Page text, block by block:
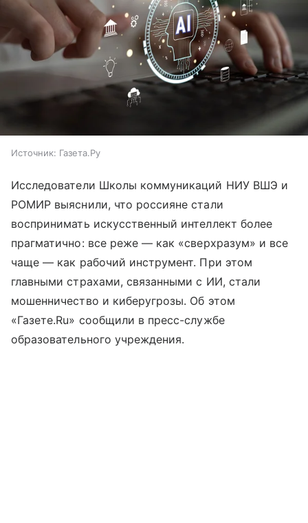
Источник: Газета.Ру
Исследователи Школы коммуникаций НИУ ВШЭ и
РОМИР выяснили, что россияне стали
воспринимать искусственный интеллект более
прагматично: все реже — как «сверхразум» и все
чаще — как рабочий инструмент. При этом
главными страхами, связанными с ИИ, стали
мошенничество и киберугрозы. Об этом
«Газете.Ru» сообщили в пресс-службе
образовательного учреждения.